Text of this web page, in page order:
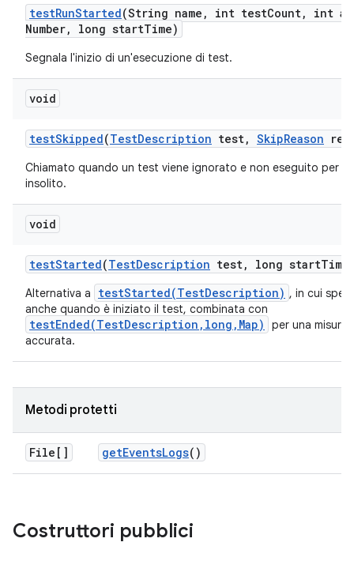
testRunStarted(String name , int testCount,
int
Number, long startTime)
Segnala l'inizio di un'esecuzione di test.
void
testSkipped(TestDescription test, SkipReason
Chiamato quando un test viene ignorato e non eseguito per
insolito.
void
testStarted(TestDescription test, long start
Alternativa a testStarted(TestDescription) , in cui
anche quando è iniziato il test, combinata con
testEnded(TestDescription,long,Map)
per una
accurata.
Metodi protetti
File[] getEventsLogs()
Costruttori pubblici